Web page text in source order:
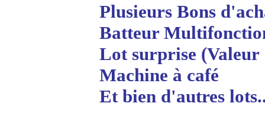
Plusieurs Bons
Batteur
Lot surprise (Valeur
Machine à café
Et bien d'autres